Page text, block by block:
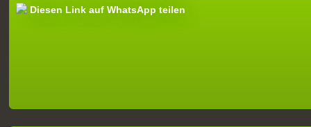
Diesen Link auf WhatsApp teilen